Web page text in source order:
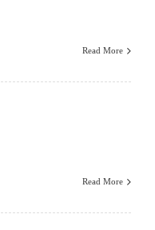
Read More
Read More